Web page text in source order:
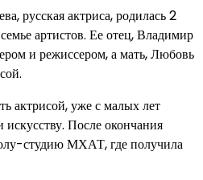
русская актриса, родилась 2
артистов. Ее отец, Владимир
и режиссером, а мать, Любовь
актрисой, уже с малых лет
искусству. После окончания
студию МХАТ, где получила